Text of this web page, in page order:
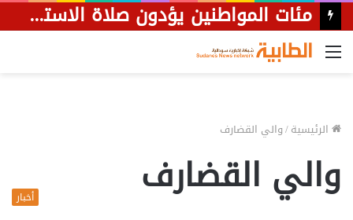
مئات المواطنين يؤدون صلاة الاستسقاء في ميدان الحرية بالقضارف
القائمة
الرئيسية/والي القضارف
والي القضارف
أخبار